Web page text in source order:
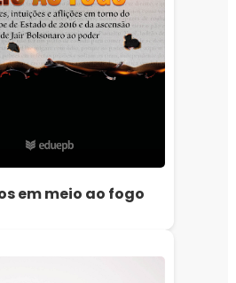
em meio ao fogo